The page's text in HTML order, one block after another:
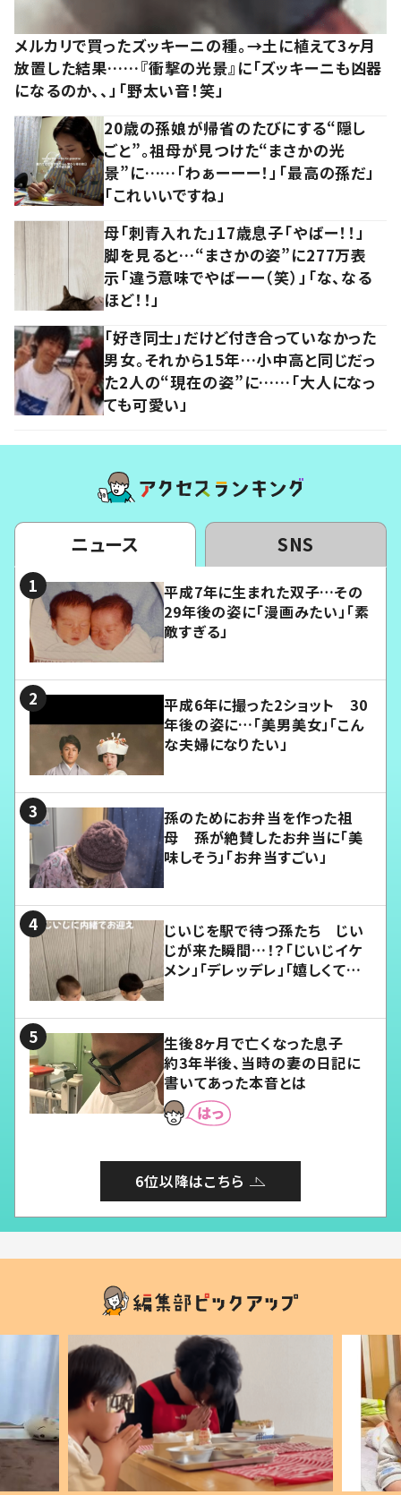
メルカリで買ったズッキーニの種。→土に植えて3ヶ月
放置した結果……『衝撃の光景』に「ズッキーニも凶器
になるのか、、」「野太い音！笑」
20歳の孫娘が帰省のたびにする“隠し
ごと”。祖母が見つけた“まさかの光
景”に……「わぁーーー！」「最高の孫だ」
「これいいですね」
母「刺青入れた」17歳息子「やばー！！」
脚を見ると…“まさかの姿”に277万表
示「違う意味でやばーー（笑）」「な、なる
ほど！！」
「好き同士」だけど付き合っていなかった
男女。それから15年…小中高と同じだっ
た2人の“現在の姿”に……「大人になっ
ても可愛い」
ニュース SNS
平成7年に生まれた双子…その
29年後の姿に「漫画みたい」「素
敵すぎる」
平成6年に撮った2ショット 30
年後の姿に…「美男美女」「こん
な夫婦になりたい」
孫のためにお弁当を作った祖
母 孫が絶賛したお弁当に「美
味しそう」「お弁当すごい」
じいじを駅で待つ孫たち じい
じが来た瞬間…！？「じいじイケ
メン」「デレッデレ」「嬉しくて可
生後8ヶ月で亡くなった息子
約3年半後、当時の妻の日記に
書いてあった本音とは
6位以降はこちら